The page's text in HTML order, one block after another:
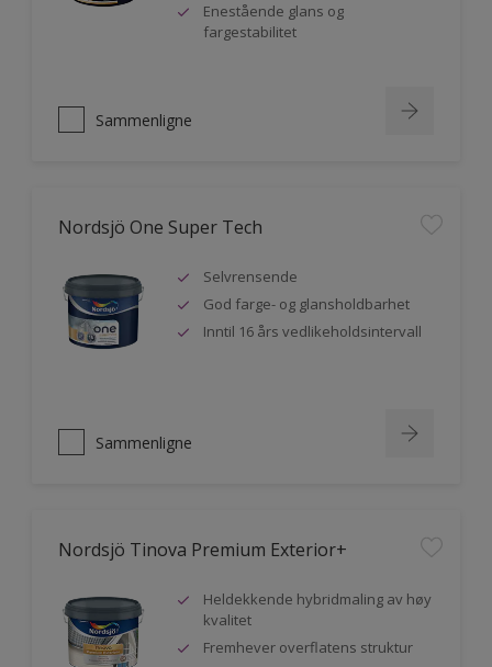
Enestående glans og
fargestabilitet
Sammenligne
Nordsjö One Super Tech
Selvrensende
God farge- og glansholdbarhet
Inntil 16 års vedlikeholdsintervall
Sammenligne
Nordsjö Tinova Premium Exterior+
Heldekkende hybridmaling av høy
kvalitet
Fremhever overflatens struktur